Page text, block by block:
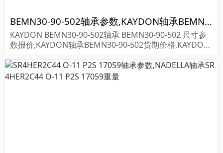
BEMN30-90-502轴承参数,KAYDON轴承BEMN30-90-502重量
KAYDON BEMN30-90-502轴承 BEMN30-90-502 尺寸参
数报价,KAYDON轴承BEMN30-90-502货期价格,KAYDON